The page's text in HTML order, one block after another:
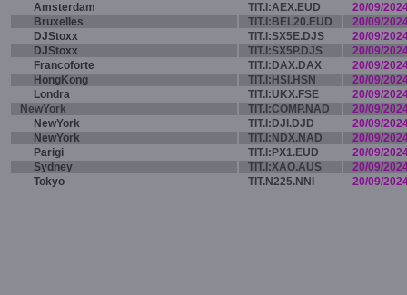
Amsterdam TIT.I:AEX.EUD
20/09/
Bruxelles
TIT.I:BEL20.EUD
20/09/
DJStoxx
TIT.I:SX5E.DJS
20/09/
DJStoxx
TIT.I:SX5P.DJS
20/09/
Francoforte
TIT.I:DAX.DAX
20/09/
HongKong
TIT.I:HSI.HSN
20/09/
Londra
TIT.I:UKX.FSE
20/09/
NewYork
TIT.I:COMP.NAD
20/09/
NewYork
TIT.I:DJI.DJD
20/09/
NewYork
TIT.I:NDX.NAD
20/09/
Parigi
TIT.I:PX1.EUD
20/09/
Sydney
TIT.I:XAO.AUS
20/09/
Tokyo
TIT.N225.NNI 20/09/